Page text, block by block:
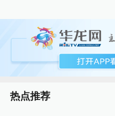
热点推荐